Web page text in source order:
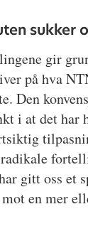
sukker
gir
på hva
Den
i at det har
gitt oss et
en mer